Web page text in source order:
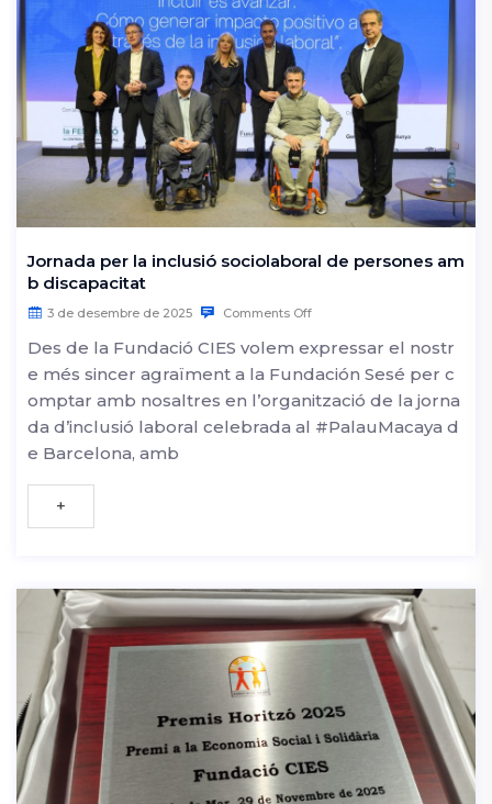
Jornada per la inclusió sociolaboral de persones am
b discapacitat
3 de desembre de 2025 Comments Off
Des de la Fundació CIES volem expressar el nostr
e més sincer agraïment a la Fundación Sesé per c
omptar amb nosaltres en l’organització de la jorna
da d’inclusió laboral celebrada al #PalauMacaya d
e Barcelona, amb
+